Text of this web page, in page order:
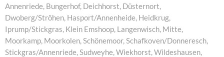
Annenriede, Bungerhof, Deichhorst, Düsternort,
Dwoberg/Ströhen, Hasport/Annenheide, Heidkrug,
Iprump/Stickgras, Klein Emshoop, Langenwisch, Mitte,
Moorkamp, Moorkolen, Schönemoor, Schafkoven/Donneresch,
Stickgras/Annenriede, Sudweyhe, Wiekhorst, Wildeshausen,